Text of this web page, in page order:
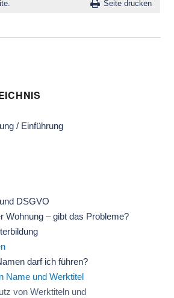
Seite drucken
/ Einführung
DSGVO
Wohnung – gibt das Probleme?
darf ich führen?
Name und Werktitel
von Werktiteln und